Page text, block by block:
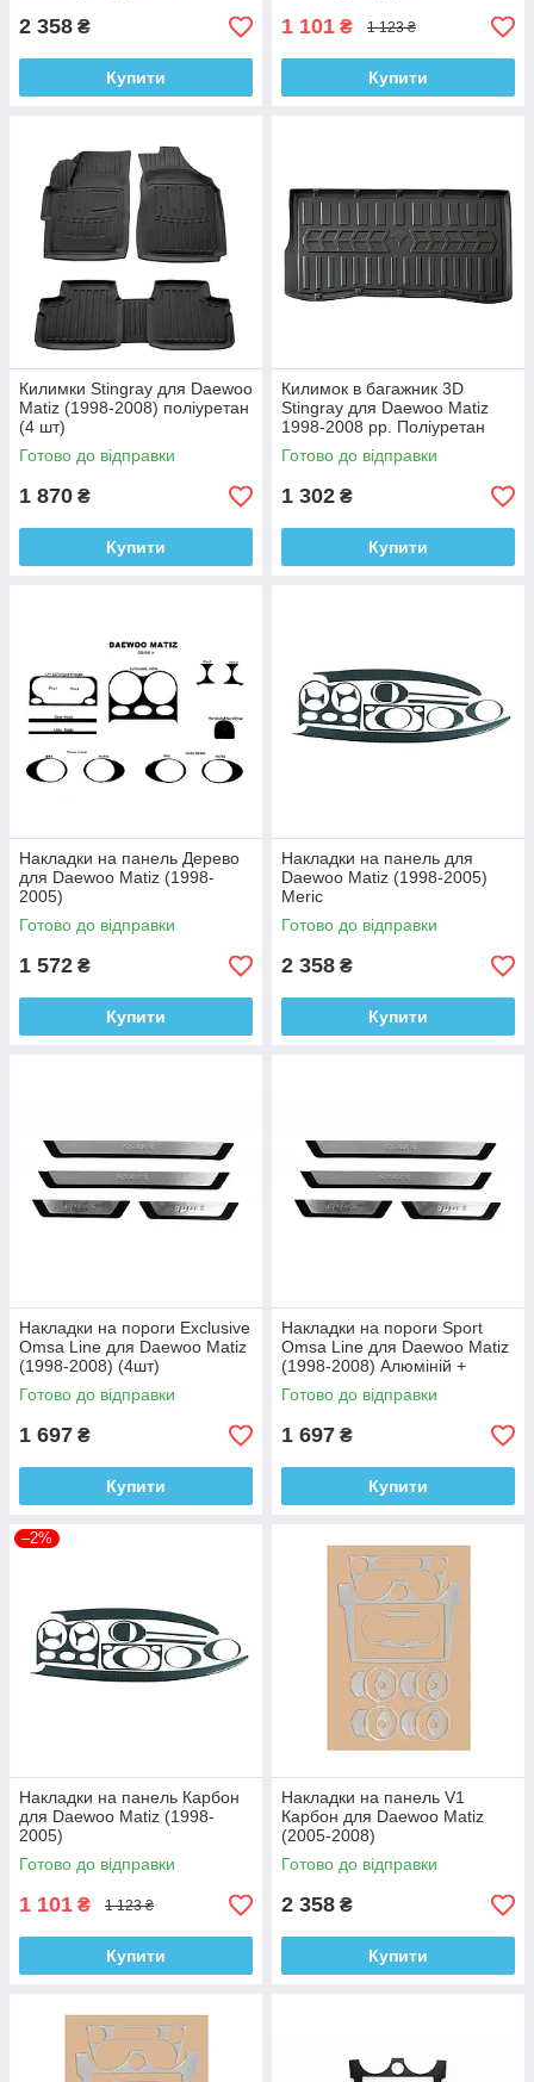
2 358 ₴
Купити
1 101 ₴ 1 123 ₴
Купити
Килимки Stingray для Daewoo
Matiz (1998-2008) поліуретан
(4 шт)
Готово до відправки
1 870 ₴
Купити
Килимок в багажник 3D
Stingray для Daewoo Matiz
1998-2008 рр. Поліуретан
Готово до відправки
1 302 ₴
Купити
Накладки на панель Дерево
для Daewoo Matiz (1998-
2005)
Готово до відправки
1 572 ₴
Купити
Накладки на панель для
Daewoo Matiz (1998-2005)
Meric
Готово до відправки
2 358 ₴
Купити
Накладки на пороги Exclusive
Omsa Line для Daewoo Matiz
(1998-2008) (4шт)
Готово до відправки
1 697 ₴
Купити
Накладки на пороги Sport
Omsa Line для Daewoo Matiz
(1998-2008) Алюміній +
пластик (4шт)
Готово до відправки
1 697 ₴
Купити
–2%
Накладки на панель Карбон
для Daewoo Matiz (1998-
2005)
Готово до відправки
1 101 ₴ 1 123 ₴
Купити
Накладки на панель V1
Карбон для Daewoo Matiz
(2005-2008)
Готово до відправки
2 358 ₴
Купити